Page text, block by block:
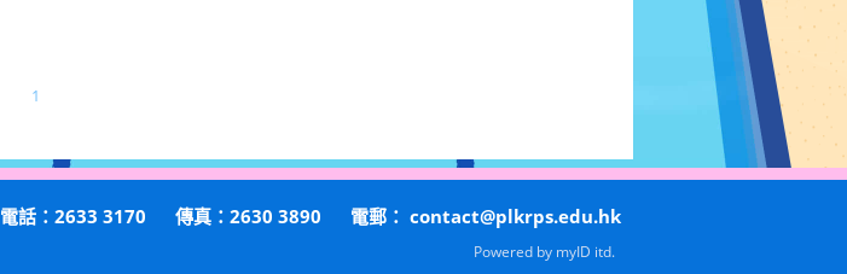
1
電話：2633 3170 傳真：2630 3890 電郵： contact@plkrps.edu.hk
Powered by myID itd.